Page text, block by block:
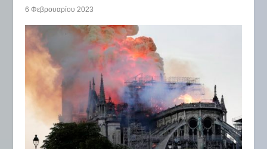
6 Φεβρουαρίου 2023